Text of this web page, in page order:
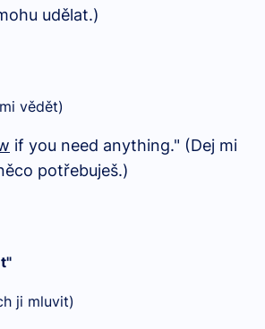
udělat.)
vědět)
if you need anything." (Dej mi
potřebuješ.)
ji mluvit)